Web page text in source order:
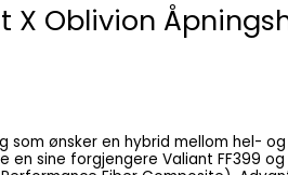
X Oblivion
en sine forgjengere Valiant FF399 og